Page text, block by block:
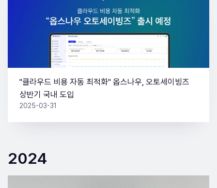
"클라우드 비용 자동 최적화" 옵스나우, 오토세이빙즈
상반기 국내 도입
2025-03-31
2024